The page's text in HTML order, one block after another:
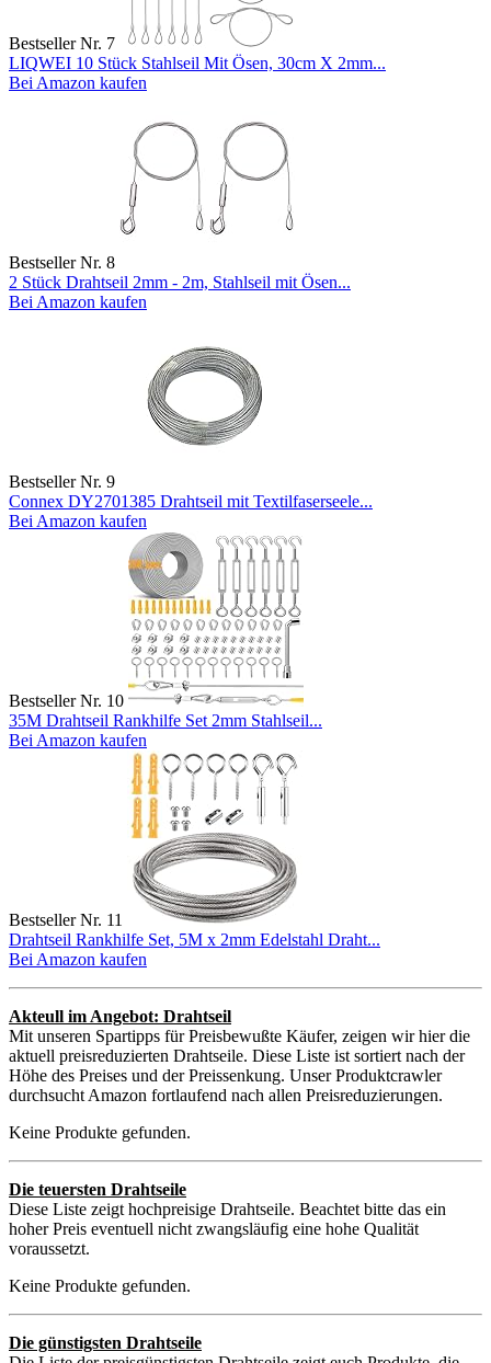
Bestseller Nr. 7
LIQWEI 10 Stück Stahlseil Mit Ösen, 30cm X 2mm...
Bei Amazon kaufen
Bestseller Nr. 8
2 Stück Drahtseil 2mm - 2m, Stahlseil mit Ösen...
Bei Amazon kaufen
Bestseller Nr. 9
Connex DY2701385 Drahtseil mit Textilfaserseele...
Bei Amazon kaufen
Bestseller Nr. 10
35M Drahtseil Rankhilfe Set 2mm Stahlseil...
Bei Amazon kaufen
Bestseller Nr. 11
Drahtseil Rankhilfe Set, 5M x 2mm Edelstahl Draht...
Bei Amazon kaufen
Akteull im Angebot: Drahtseil
Mit unseren Spartipps für Preisbewußte Käufer, zeigen wir hier die
aktuell preisreduzierten Drahtseile. Diese Liste ist sortiert nach der
Höhe des Preises und der Preissenkung. Unser Produktcrawler
durchsucht Amazon fortlaufend nach allen Preisreduzierungen.
Keine Produkte gefunden.
Die teuersten Drahtseile
Diese Liste zeigt hochpreisige Drahtseile. Beachtet bitte das ein
hoher Preis eventuell nicht zwangsläufig eine hohe Qualität
voraussetzt.
Keine Produkte gefunden.
Die günstigsten Drahtseile